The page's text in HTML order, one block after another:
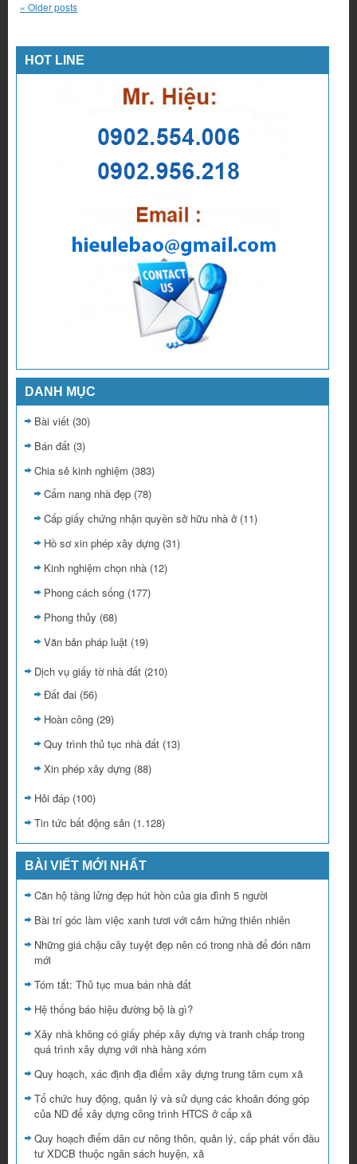
« Older posts
HOT LINE
DANH MỤC
Bài viết (30)
Bán đất (3)
Chia sẻ kinh nghiệm (383)
Cẩm nang nhà đẹp (78)
Cấp giấy chứng nhận quyền sở hữu nhà ở(11)
Hồ sơ xin phép xây dựng (31)
Kinh nghiệm chọn nhà (12)
Phong cách sống (177)
Phong thủy (68)
Văn bản pháp luật (19)
Dịch vụ giấy tờ nhà đất (210)
Đất đai (56)
Hoàn công (29)
Quy trình thủ tục nhà đất (13)
Xin phép xây dựng (88)
Hỏi đáp (100)
Tin tức bất động sản (1.128)
BÀI VIẾT MỚI NHẤT
Căn hộ tầng lửng đẹp hút hồn của gia đình 5 người
Bài trí góc làm việc xanh tươi với cảm hứng thiên nhiên
Những giá chậu cây tuyệt đẹp nên có trong nhà để đón năm
mới
Tóm tắt: Thủ tục mua bán nhà đất
Hệ thống báo hiệu đường bộ là gì?
Xây nhà không có giấy phép xây dựng và tranh chấp trong
quá trình xây dựng với nhà hàng xóm
Quy hoạch, xác định địa điểm xây dựng trung tâm cụm xã
Tổ chức huy động, quản lý và sử dụng các khoản đóng góp
của ND để xây dựng công trình HTCS ở cấp xã
Quy hoạch điểm dân cư nông thôn, quản lý, cấp phát vốn đầu
tư XDCB thuộc ngân sách huyện, xã